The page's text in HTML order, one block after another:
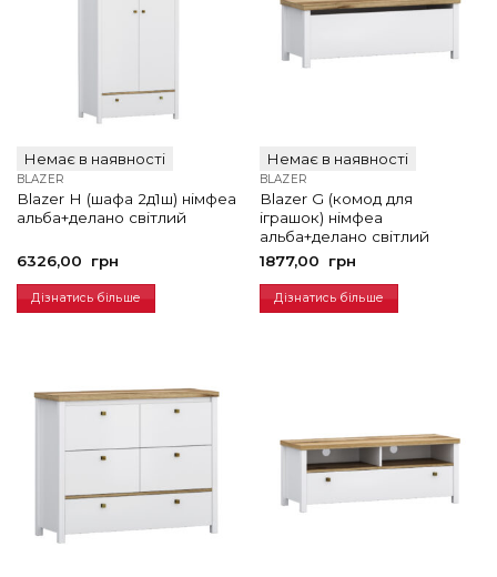
Немає в наявності
BLAZER
Blazer H (шафа 2д1ш) німфеа
альба+делано світлий
6326,00 грн
Дізнатись більше
Немає в наявності
BLAZER
Blazer G (комод для
іграшок) німфеа
альба+делано світлий
1877,00
грн
Дізнатись більше